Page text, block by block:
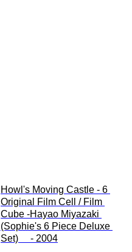
Howl's Moving Castle - 6
Original Film Cell / Film
Cube -Hayao Miyazaki
(Sophie's 6 Piece Deluxe
Set)　 - 2004